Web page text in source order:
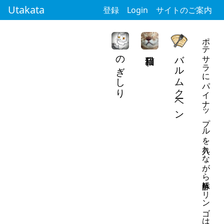
Utakata 登録 Login サイトのご案内
ポテサラにパイナップルを入れながら酢豚にリンゴはいけると気付く
バルムクーヘン
のぎしり